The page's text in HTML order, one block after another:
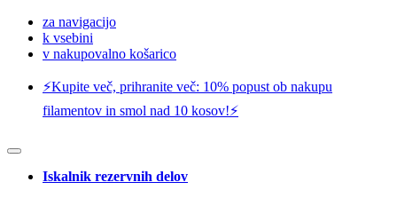
za navigacijo
k vsebini
v nakupovalno košarico
⚡️Kupite več, prihranite več: 10% popust ob nakupu
filamentov in smol nad 10 kosov!⚡️
Iskalnik rezervnih delov